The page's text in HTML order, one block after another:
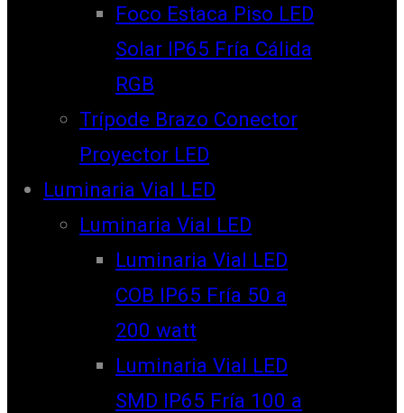
Foco Estaca Piso LED
Solar IP65 Fría Cálida
RGB
Trípode Brazo Conector
Proyector LED
Luminaria Vial LED
Luminaria Vial LED
Luminaria Vial LED
COB IP65 Fría 50 a
200 watt
Luminaria Vial LED
SMD IP65 Fría 100 a